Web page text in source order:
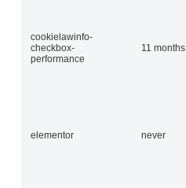
cookielawinfo-
checkbox-
performance
11 months
elementor never